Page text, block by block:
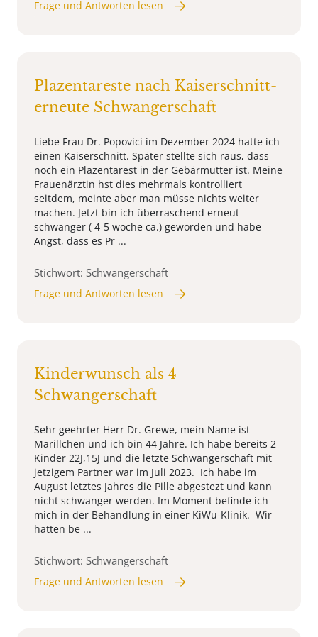
Frage und Antworten lesen
Plazentareste nach Kaiserschnitt-
erneute Schwangerschaft
Liebe Frau Dr. Popovici im Dezember 2024 hatte ich
einen Kaiserschnitt. Später stellte sich raus, dass
noch ein Plazentarest in der Gebärmutter ist. Meine
Frauenärztin hst dies mehrmals kontrolliert
seitdem, meinte aber man müsse nichts weiter
machen. Jetzt bin ich überraschend erneut
schwanger ( 4-5 woche ca.) geworden und habe
Angst, dass es Pr ...
Stichwort: Schwangerschaft
Frage und Antworten lesen
Kinderwunsch als 4
Schwangerschaft
Sehr geehrter Herr Dr. Grewe, mein Name ist
Marillchen und ich bin 44 Jahre. Ich habe bereits 2
Kinder 22J,15J und die letzte Schwangerschaft mit
jetzigem Partner war im Juli 2023. Ich habe im
August letztes Jahres die Pille abgestezt und kann
nicht schwanger werden. Im Moment befinde ich
mich in der Behandlung in einer KiWu-Klinik. Wir
hatten be ...
Stichwort: Schwangerschaft
Frage und Antworten lesen